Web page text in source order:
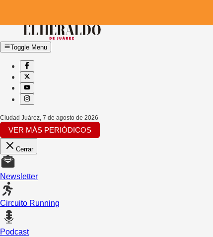
Toggle Menu
Ciudad Juárez 7 de agosto de 2026
VER MÁS PERIÓDICOS
Cerrar
Newsletter
Circuito Running
Podcast